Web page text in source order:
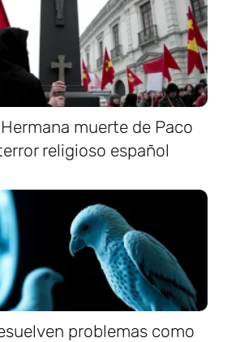
muerte de Paco
religioso español
problemas como